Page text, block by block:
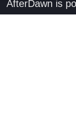
AfterDawn is